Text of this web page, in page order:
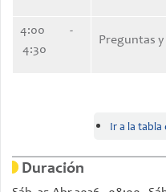
4:00 -
4:30
Preguntas
Ir a la
Duración